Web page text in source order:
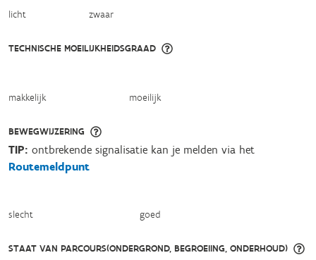
licht zwaar
TECHNISCHE MOEILIJKHEIDSGRAAD
makkelijk moeilijk
BEWEGWIJZERING
slecht goed
TIP: ontbrekende signalisatie kan je melden via het
Routemeldpunt
STAAT VAN PARCOURS(ONDERGROND, BEGROEIING, ONDERHOUD)